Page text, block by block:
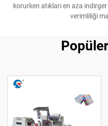
korurken atıkları en aza
verimliliği